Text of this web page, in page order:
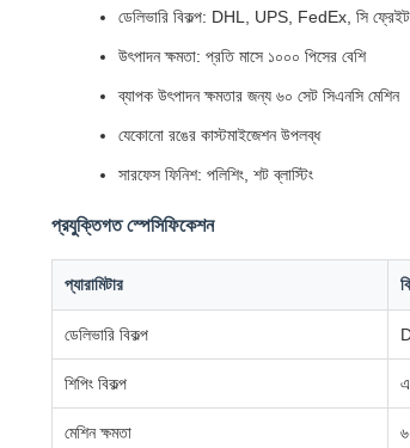
ডেলিভারি বিকল্প: DHL, UPS, FedEx, সি
উৎপাদন ক্ষমতা: প্রতি মাসে ১০০০ পিসের বেশি
ব্যাপক উৎপাদন ক্ষমতার জন্য ৬০ সেট সিএনসি মেশিন
যেকোনো রঙের কাস্টমাইজেশন উপলব্ধ
সারফেস ফিনিশ: পলিশিং, শট ব্লাস্টিং
প্রযুক্তিগত স্পেসিফিকেশন
প্যারামিটার
ডেলিভারি বিকল্প
শিপিং বিকল্প
মেশিন ক্ষমতা